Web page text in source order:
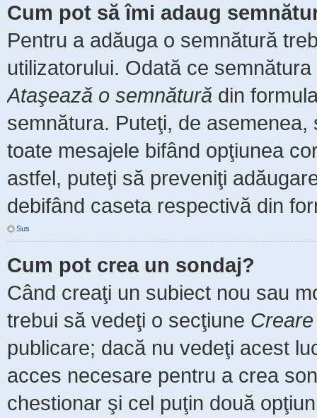
Cum pot să îmi adaug
Pentru a adăuga o semnătură
utilizatorului. Odată ce
Ataşează o semnătură din
semnătura. Puteţi, de
toate mesajele bifând opţiunea
astfel, puteţi să preveniţi
debifând caseta respectivă din
Sus
Cum pot crea un sondaj?
Când creaţi un subiect nou sau
trebui să vedeţi o secţiune
publicare; dacă nu vedeţi acest
acces necesare pentru a crea
chestionar şi cel puţin două